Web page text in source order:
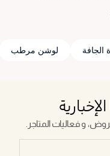
لوشن مرطب
و فعاليات المتاجر.